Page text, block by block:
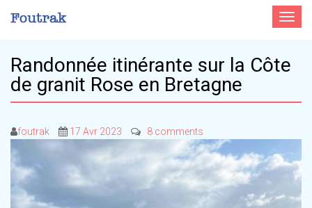
Toggle
Randonnée itinérante sur la Côte
de granit Rose en Bretagne
foutrak 17 Avr 2023 8 comments